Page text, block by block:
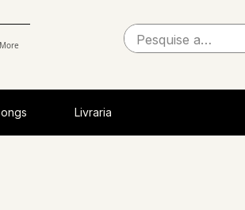
More
Livraria